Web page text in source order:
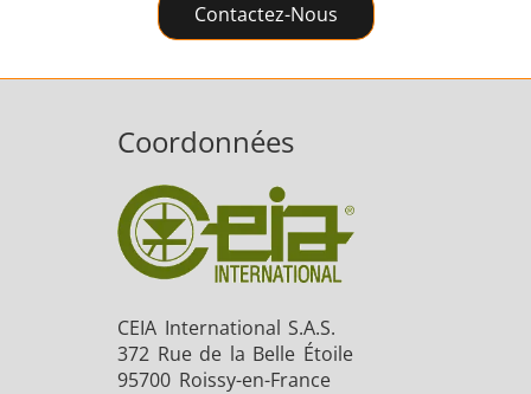
Contactez-Nous
Coordonnées
CEIA International S.A.S.
372 Rue de la Belle Étoile
95700 Roissy-en-France